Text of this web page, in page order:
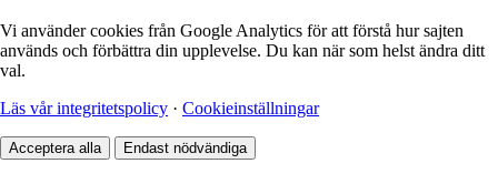
Vi använder cookies från Google Analytics för att förstå hur sajten
används och förbättra din upplevelse. Du kan när som helst ändra ditt
val.
Läs vår integritetspolicy · Cookieinställningar
Acceptera alla Endast nödvändiga